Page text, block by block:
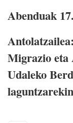
Abenduak
Migrazio eta
Udaleko